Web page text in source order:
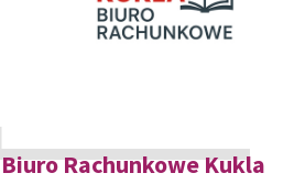
Biuro Rachunkowe Kukla